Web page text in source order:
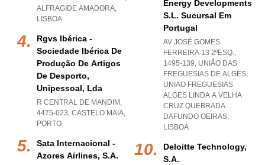
ALFRAGIDE AMADORA,
LISBOA
Rgvs Ibérica -
Sociedade Ibérica De
Produção De Artigos
De Desporto,
Unipessoal, Lda
R CENTRAL DE MANDIM,
4475-023, CASTELO MAIA,
PORTO
Sata Internacional -
Azores Airlines, S.a.
Energy Developments
S.l. Sucursal Em
Portugal
AV JOSÉ GOMES
FERREIRA 13 2ºESQ.,
1495-139, UNIÃO DAS
FREGUESIAS DE ALGES,
UNIAO FREGUESIAS
ALGES LINDA A VELHA
CRUZ QUEBRADA
DAFUNDO OEIRAS,
LISBOA
Deloitte Technology,
S.a.